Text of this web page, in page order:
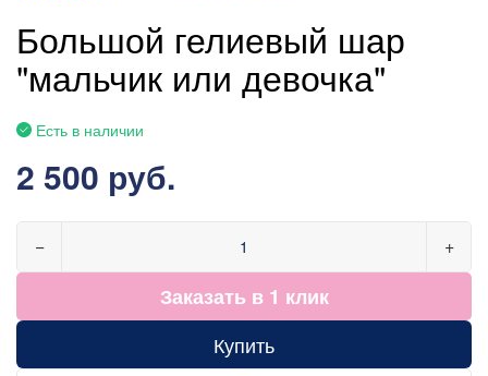
Большой гелиевый шар
"мальчик или девочка"
Есть в наличии
2 500 руб.
− +
Заказать в 1 клик
Купить